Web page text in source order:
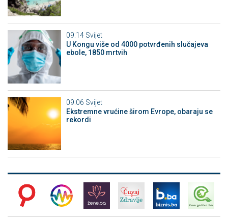
09:14 Svijet
U Kongu više od 4000 potvrđenih slučajeva
ebole, 1850 mrtvih
09:06 Svijet
Ekstremne vrućine širom Evrope, obaraju se
rekordi